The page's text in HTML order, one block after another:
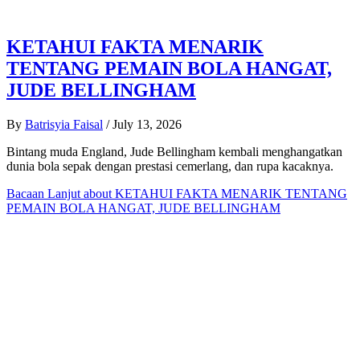
KETAHUI FAKTA MENARIK
TENTANG PEMAIN BOLA HANGAT,
JUDE BELLINGHAM
By Batrisyia Faisal / July 13, 2026
Bintang muda England, Jude Bellingham kembali menghangatkan
dunia bola sepak dengan prestasi cemerlang, dan rupa kacaknya.
Bacaan Lanjut about KETAHUI FAKTA MENARIK TENTANG
PEMAIN BOLA HANGAT, JUDE BELLINGHAM